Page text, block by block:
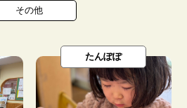
５つの特色
その他
たんぽぽ